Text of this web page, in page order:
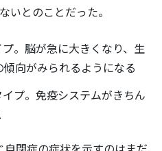
いとのことだった。
。脳が急に大きくなり、生
向がみられるようになる
プ。免疫システムがきちん